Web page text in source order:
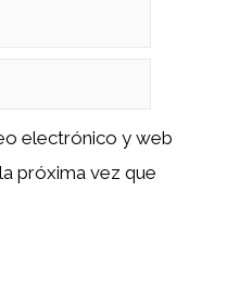
electrónico y web
próxima vez que